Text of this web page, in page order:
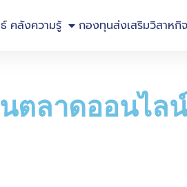
คลังความรู้ กองทุนส่งเสริมวิสาหกิ
ตลาดออนไ